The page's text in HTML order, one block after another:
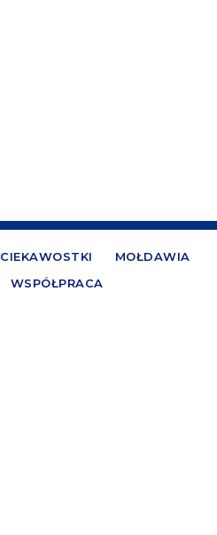
CIEKAWOSTKI
MOŁDAWIA
WSPÓŁPRACA